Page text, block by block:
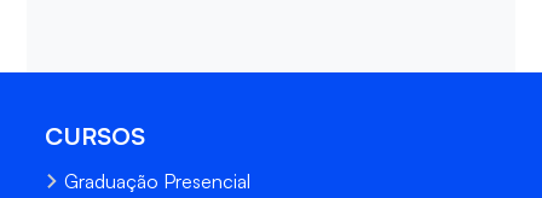
CURSOS
Graduação Presencial